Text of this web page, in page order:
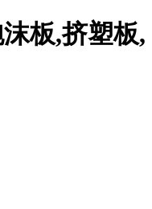
板,挤塑板,